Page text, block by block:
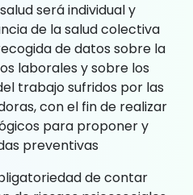
será individual y
de la salud colectiva
de datos sobre la
laborales y sobre los
trabajo sufridos por las
con el fin de realizar
para proponer y
preventivas
de contar